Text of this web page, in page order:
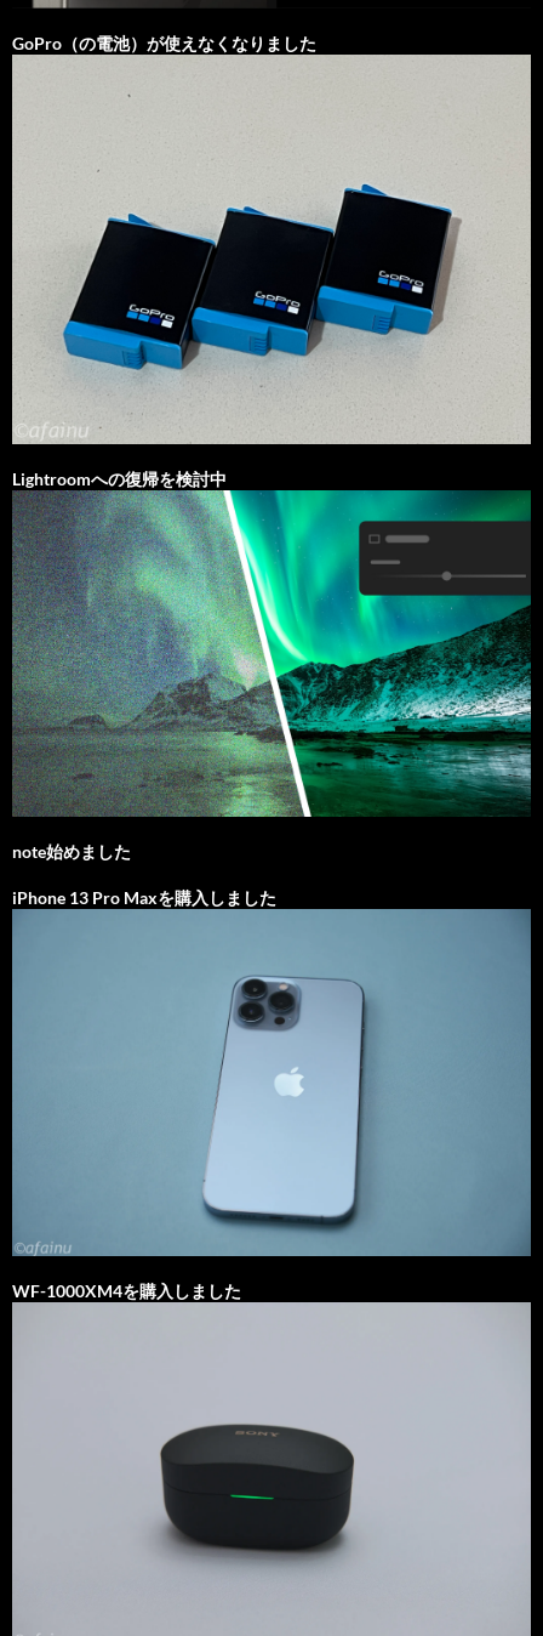
GoPro（の電池）が使えなくなりました
Lightroomへの復帰を検討中
note始めました
iPhone 13 Pro Maxを購入しました
WF-1000XM4を購入しました